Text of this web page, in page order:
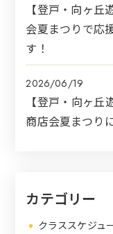
【登戸・向ヶ
会夏まつりで応
す！
2026/06/19
【登戸・向ヶ
商店会夏まつり
カテゴリー
クラススケジュ